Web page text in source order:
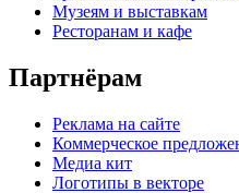
Музеям и выставкам
Ресторанам и кафе
Партнёрам
Реклама на сайте
Коммерческое
Медиа кит
Логотипы в векторе